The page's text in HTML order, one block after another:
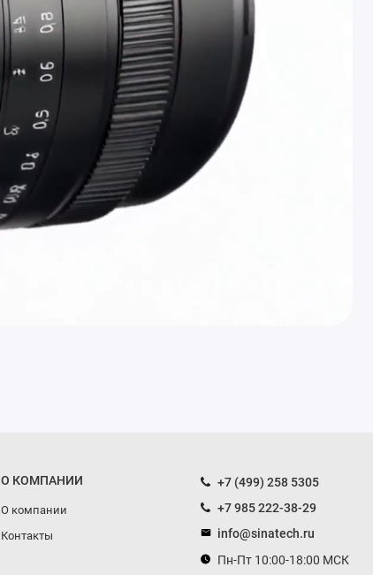
О КОМПАНИИ
О компании
Контакты
+7 (499) 258 5305
+7 985 222-38-29
info@sinatech.ru
Пн-Пт 10:00-18:00 МСК